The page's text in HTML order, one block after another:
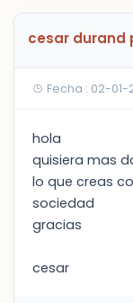
cesar durand
Fecha : 02-01-
hola
quisiera mas
lo que creas
sociedad
gracias
cesar